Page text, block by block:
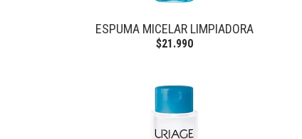
ESPUMA MICELAR LIMPIADORA
$21.990